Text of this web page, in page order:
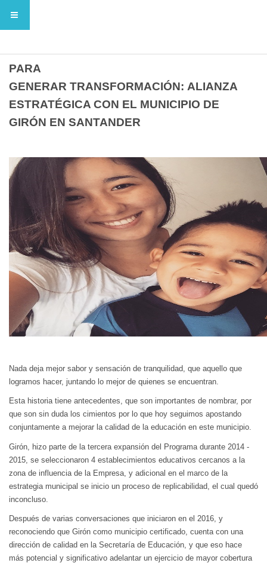
PARA
GENERAR TRANSFORMACIÓN: ALIANZA
ESTRATÉGICA CON EL MUNICIPIO DE
GIRÓN EN SANTANDER
Nada deja mejor sabor y sensación de tranquilidad, que aquello que
logramos hacer, juntando lo mejor de quienes se encuentran.
Esta historia tiene antecedentes, que son importantes de nombrar, por
que son sin duda los cimientos por lo que hoy seguimos apostando
conjuntamente a mejorar la calidad de la educación en este municipio.
Girón, hizo parte de la tercera expansión del Programa durante 2014 -
2015, se seleccionaron 4 establecimientos educativos cercanos a la
zona de influencia de la Empresa, y adicional en el marco de la
estrategia municipal se inicio un proceso de replicabilidad, el cual quedó
inconcluso.
Después de varias conversaciones que iniciaron en el 2016, y
reconociendo que Girón como municipio certificado, cuenta con una
dirección de calidad en la Secretaría de Educación, y que eso hace
más potencial y significativo adelantar un ejercicio de mayor cobertura